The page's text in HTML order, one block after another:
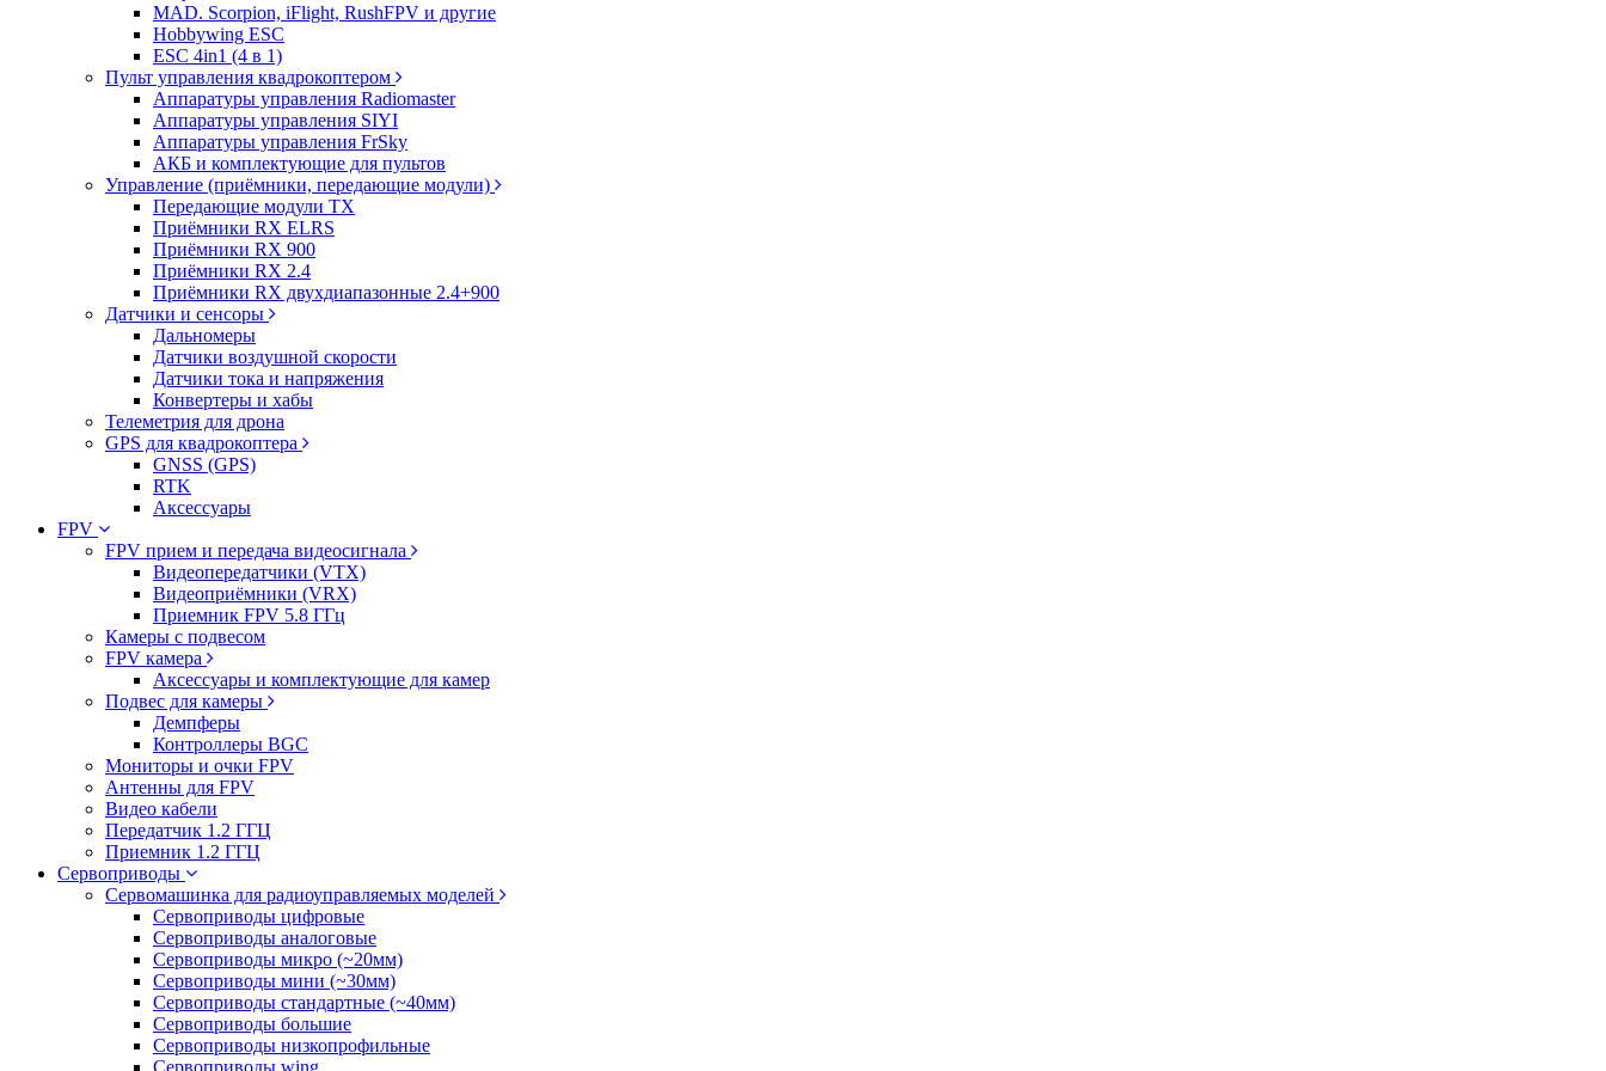
MAD. Scorpion, iFlight, RushFPV и другие
Hobbywing ESC
ESC 4in1 (4 в 1)
Пульт управления квадрокоптером
Аппаратуры управления Radiomaster
Аппаратуры управления SIYI
Аппаратуры управления FrSky
АКБ и комплектующие для пультов
Управление (приёмники, передающие модули)
Передающие модули TX
Приёмники RX ELRS
Приёмники RX 900
Приёмники RX 2.4
Приёмники RX двухдиапазонные 2.4+900
Датчики и сенсоры
Дальномеры
Датчики воздушной скорости
Датчики тока и напряжения
Конвертеры и хабы
Телеметрия для дрона
GPS для квадрокоптера
GNSS (GPS)
RTK
Аксессуары
FPV
FPV прием и передача видеосигнала
Видеопередатчики (VTX)
Видеоприёмники (VRX)
Приемник FPV 5.8 ГГц
Камеры с подвесом
FPV камера
Аксессуары и комплектующие для камер
Подвес для камеры
Демпферы
Контроллеры BGC
Мониторы и очки FPV
Антенны для FPV
Видео кабели
Передатчик 1.2 ГГЦ
Приемник 1.2 ГГЦ
Сервоприводы
Сервомашинка для радиоуправляемых моделей
Сервоприводы цифровые
Сервоприводы аналоговые
Сервоприводы микро (~20мм)
Сервоприводы мини (~30мм)
Сервоприводы стандартные (~40мм)
Сервоприводы большие
Сервоприводы низкопрофильные
Сервоприводы wing